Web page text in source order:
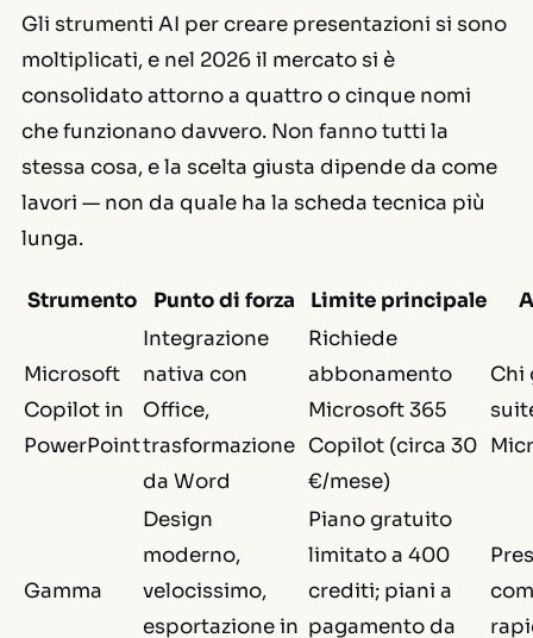
Gli strumenti AI per creare presentazioni si sono
moltiplicati, e nel 2026 il mercato si è
consolidato attorno a quattro o cinque nomi
che funzionano davvero. Non fanno tutti la
stessa cosa, e la scelta giusta dipende da come
lavori — non da quale ha la scheda tecnica più
lunga.
Strumento Punto di forza Limite principale
Microsoft
Copilot in
PowerPoint
Integrazione
nativa con
Office,
trasformazione
da Word
Richiede
abbonamento
Microsoft 365
Copilot (circa 30
€/mese)
Chi
Gamma
Design
moderno,
velocissimo,
esportazione in
Piano gratuito
limitato a 400
crediti; piani a
pagamento da